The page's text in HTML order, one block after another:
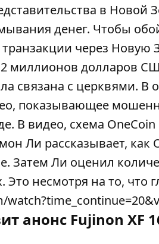
в Новой
денег. Чтобы
через Новую
миллионов долларов
связана с церквями. В
показывающее
В видео, схема
Ли рассказывает,
Затем Ли оценил
Это несмотря на то, что
анонс Fujinon XF